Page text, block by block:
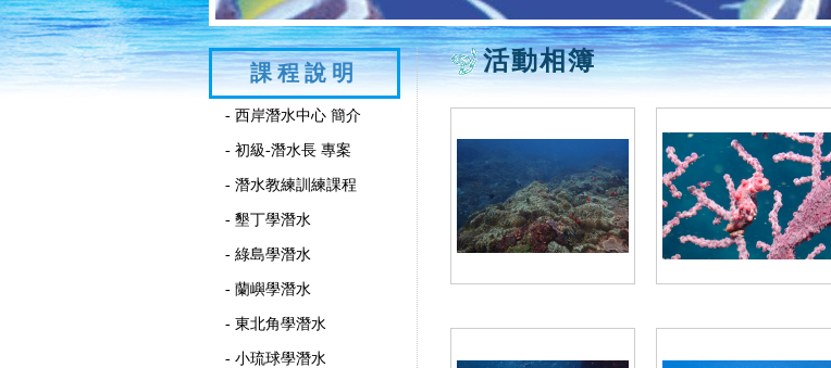
課程說明
- 西岸潛水中心 簡介
- 初級-潛水長 專案
- 潛水教練訓練課程
- 墾丁學潛水
- 綠島學潛水
- 蘭嶼學潛水
- 東北角學潛水
- 小琉球學潛水
活動相簿